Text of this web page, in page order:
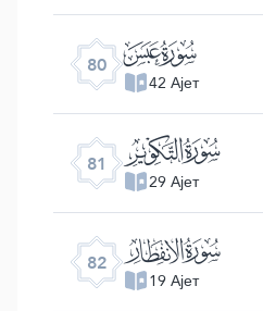
80 ﯽ
42 Ајет
81 ﯾ
29 Ајет
82 ﯿ
19 Ајет